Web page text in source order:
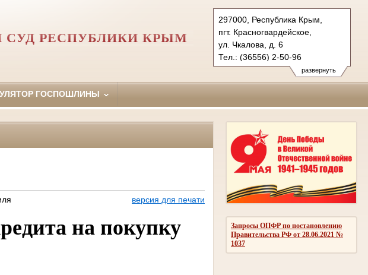
развернуть
297000, Республика Крым,
пгт. Красногвардейское,
ул. Чкалова, д. 6
Тел.: (36556) 2-50-96
krasnogvardeiskiy.krm@sudrf.ru
СУД РЕСПУБЛИКИ КРЫМ
ГОСПОШЛИНЫ
Запросы ОПФР по постановлению
Правительства РФ от 28.06.2021 №
1037
версия для печати
на покупку